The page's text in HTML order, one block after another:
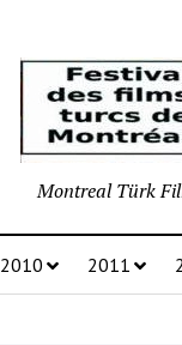
Montreal Türk
2010 2011